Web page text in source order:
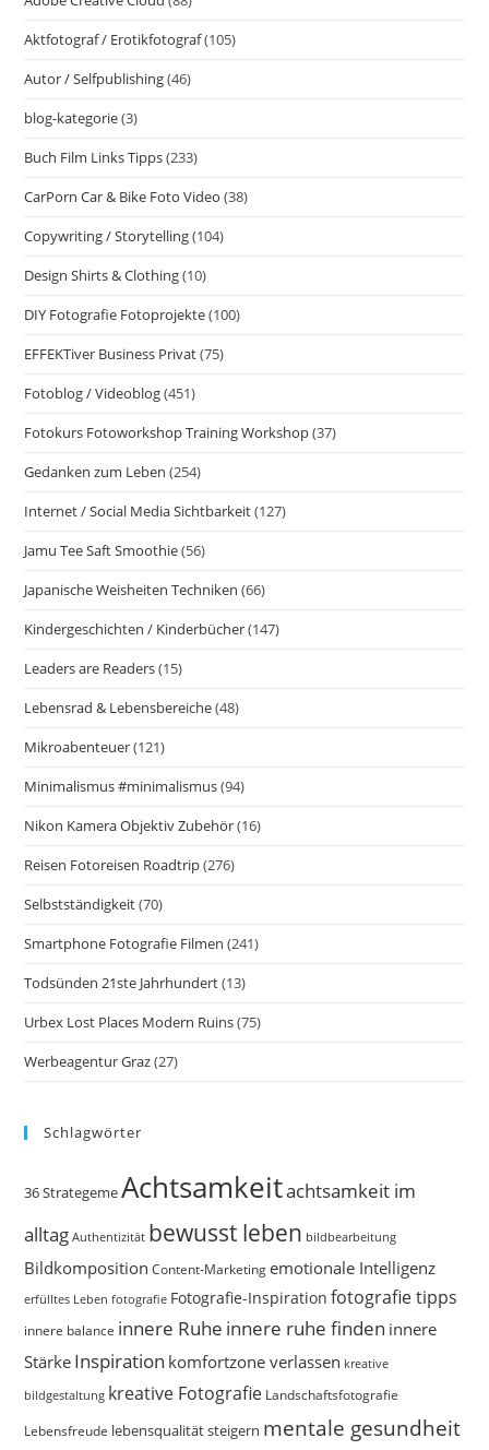
Helden
Ihre
Reisen.
Aktfotograf / Erotikfotograf(105)
Autor / Selfpublishing(46)
blog-kategorie(3)
Buch Film Links Tipps(233)
CarPorn Car & Bike Foto Video (38)
Copywriting / Storytelling(104)
Design Shirts & Clothing(10)
DIY Fotografie Fotoprojekte(100)
EFFEKTiver Business Privat(75)
Fotoblog / Videoblog(451)
Fotokurs Fotoworkshop Training Workshop(37)
Gedanken zum Leben (254)
Internet / Social Media Sichtbarkeit(127)
Jamu Tee Saft Smoothie(56)
Japanische Weisheiten Techniken (66)
Kindergeschichten / Kinderbücher(147)
Leaders are Readers(15)
Lebensrad & Lebensbereiche(48)
Mikroabenteuer(121)
Minimalismus #minimalismus(94)
Nikon Kamera Objektiv Zubehör(16)
Reisen Fotoreisen Roadtrip(276)
Selbstständigkeit(70)
Smartphone Fotografie Filmen (241)
Todsünden 21ste Jahrhundert(13)
Urbex Lost Places Modern Ruins(75)
Werbeagentur Graz(27)
Schlagwörter
36 StrategemeAchtsamkeitachtsamkeit im
alltag Authentizität bewusst leben bildbearbeitung
Bildkomposition Content-Marketing emotionale Intelligenz
erfülltes Leben fotografie Fotografie-Inspiration fotografie tipps
innere balance innere Ruhe innere ruhe finden innere
Stärke Inspiration komfortzone verlassen kreative
bildgestaltung kreative Fotografie Landschaftsfotografie
Lebensfreude lebensqualität steigern mentale gesundheit